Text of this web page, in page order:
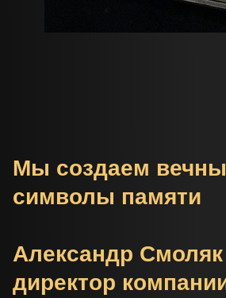
Мы создаем
символы памяти
Александр
директор